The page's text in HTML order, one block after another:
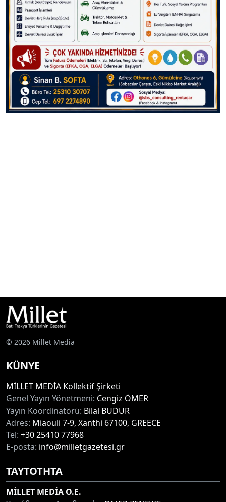
© 2026 Millet Media
KÜNYE
MİLLET MEDİA Kollektif Şirketi
Genel Yayın Yönetmeni: Cengiz ÖMER
Yayın Koordinatörü: Bilal BUDUR
Adres: Miaouli 7-9, Xanthi 67100, GREECE
Tel: +30 25410 77968
E-posta: info@milletgazetesi.gr
ΤΑΥΤΟΤΗΤΑ
MİLLET MEDİA O.E.